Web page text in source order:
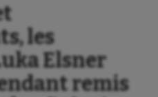
les
Elsner
remis